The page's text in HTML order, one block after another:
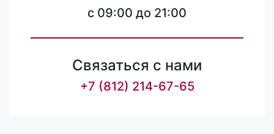
c 09:00 до 21:00
Связаться с нами
+7 (812) 214-67-65